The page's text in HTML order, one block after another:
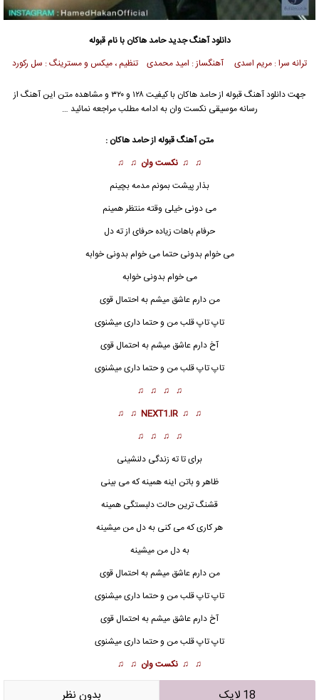
دانلود آهنگ جدیدحامد هاکان با نام قبوله
ترانه سرا : مریم اسدی آهنگساز : امید محمدی تنظیم ، میکس و مسترینگ : سل رکورد
جهت دانلود آهنگ قبوله ازحامد هاکان
با کیفیت ۱۲۸ و ۳۲۰ و مشاهده متن این آهنگ از
رسانه موسیقی نکست وان به ادامه مطلب مراجعه نمائید …
متن آهنگ قبوله ازحامد هاکان :
♫ ♫ نکست وان ♫ ♫
بذار پیشت بمونم مدمه بچینم
می دونی خیلی وقته منتظر همینم
حرفام باهات زیاده حرفای از ته دل
می خوام بدونی حتما می خوام بدونی خوابه
می خوام بدونی خوابه
من دارم عاشق میشم به احتمال قوی
تاپ تاپ قلب من و حتما داری میشنوی
آخ دارم عاشق میشم به احتمال قوی
تاپ تاپ قلب من و حتما داری میشنوی
♫ ♫ ♫ ♫
♫ ♫
NEXT1.IR
♫ ♫
♫ ♫ ♫ ♫
برای تا ته زندگی دلنشینی
ظاهر و باتن اینه همینه که می بینی
قشنگ ترین حالت دلبستگی همینه
هر کاری که می کنی به دل من میشینه
به دل من میشینه
من دارم عاشق میشم به احتمال قوی
تاپ تاپ قلب من و حتما داری میشنوی
آخ دارم عاشق میشم به احتمال قوی
تاپ تاپ قلب من و حتما داری میشنوی
♫ ♫ نکست وان ♫ ♫
18 لایک بدون نظر